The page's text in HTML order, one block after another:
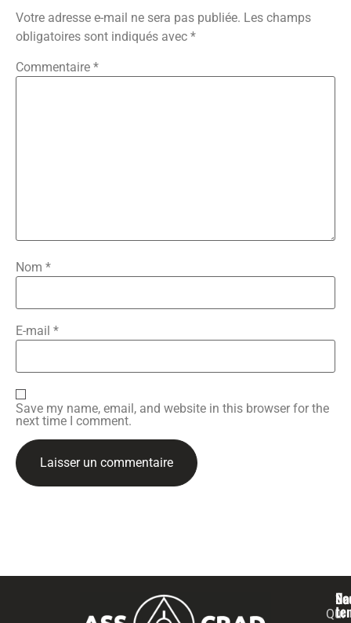
Votre adresse e-mail ne sera pas publiée. Les champs
obligatoires sont indiqués avec *
Commentaire *
Nom *
E-mail *
Save my name, email, and website in this browser for the
next time I comment.
Qui